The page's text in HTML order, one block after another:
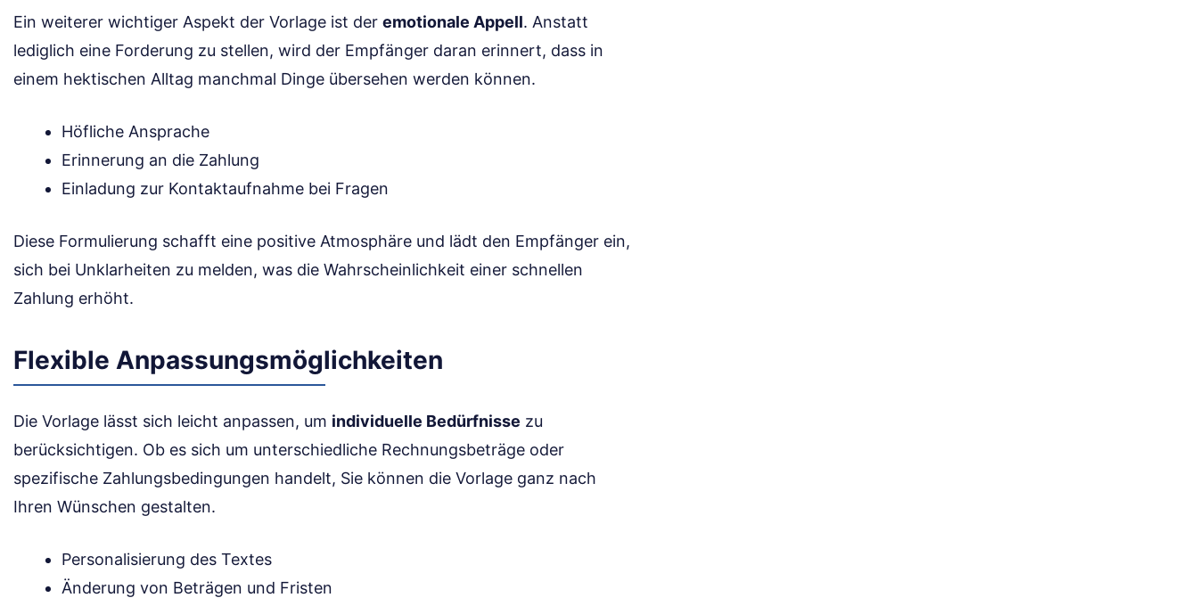
Ein weiterer wichtiger Aspekt der Vorlage ist der emotionale Appell. Anstatt
lediglich eine Forderung zu stellen, wird der Empfänger daran erinnert, dass in
einem hektischen Alltag manchmal Dinge übersehen werden können.
Höfliche Ansprache
Erinnerung an die Zahlung
Einladung zur Kontaktaufnahme bei Fragen
Diese Formulierung schafft eine positive Atmosphäre und lädt den Empfänger ein,
sich bei Unklarheiten zu melden, was die Wahrscheinlichkeit einer schnellen
Zahlung erhöht.
Flexible Anpassungsmöglichkeiten
Die Vorlage lässt sich leicht anpassen, um individuelle Bedürfnisse zu
berücksichtigen. Ob es sich um unterschiedliche Rechnungsbeträge oder
spezifische Zahlungsbedingungen handelt, Sie können die Vorlage ganz nach
Ihren Wünschen gestalten.
Personalisierung des Textes
Änderung von Beträgen und Fristen